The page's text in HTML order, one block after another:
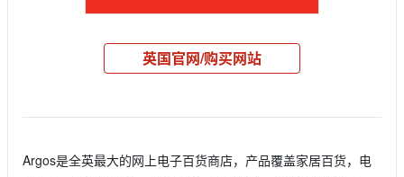
英国官网/购买网站
Argos是全英最大的网上电子百货商店，产品覆盖家居百货，电